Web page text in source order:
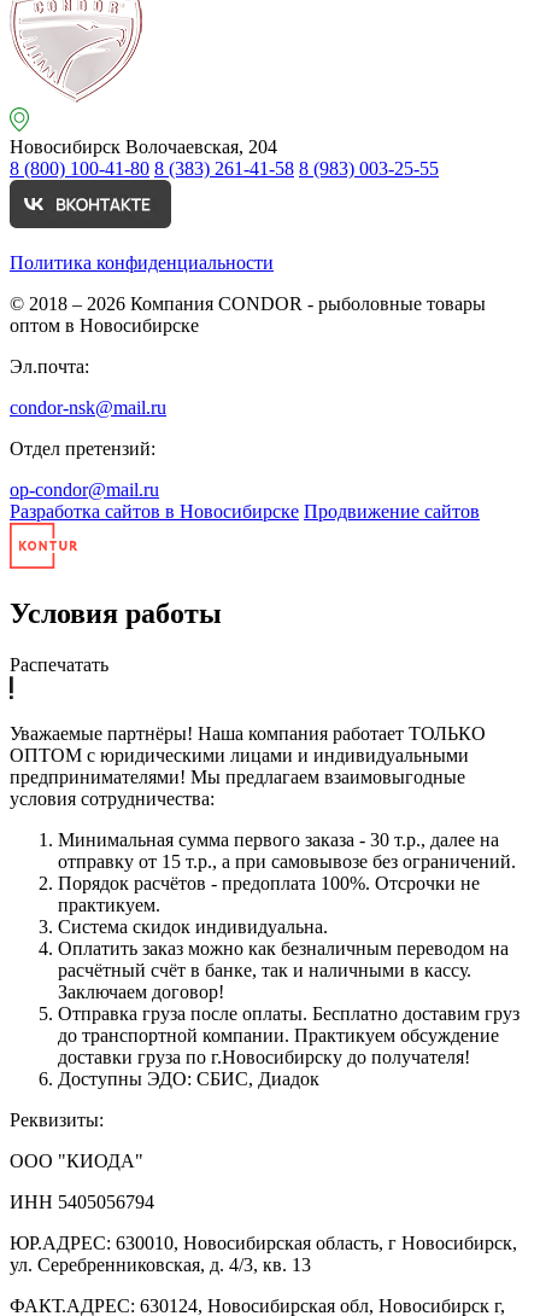
Новосибирск Волочаевская, 204
8 (800) 100-41-80 8 (383) 261-41-58 8 (983) 003-25-55
Политика конфиденциальности
© 2018 – 2026 Компания CONDOR - рыболовные товары
оптом в Новосибирске
Эл.почта:
condor-nsk@mail.ru
Отдел претензий:
op-condor@mail.ru
Разработка сайтов в Новосибирске Продвижение сайтов
Условия работы
Распечатать
Уважаемые партнёры! Наша компания работает ТОЛЬКО
ОПТОМ с юридическими лицами и индивидуальными
предпринимателями! Мы предлагаем взаимовыгодные
условия сотрудничества:
Минимальная сумма первого заказа - 30 т.р., далее на
отправку от 15 т.р., а при самовывозе без ограничений.
Порядок расчётов - предоплата 100%. Отсрочки не
практикуем.
Система скидок индивидуальна.
Оплатить заказ можно как безналичным переводом на
расчётный счёт в банке, так и наличными в кассу.
Заключаем договор!
Отправка груза после оплаты. Бесплатно доставим груз
до транспортной компании. Практикуем обсуждение
доставки груза по г.Новосибирску до получателя!
Доступны ЭДО: СБИС, Диадок
Реквизиты:
ООО "КИОДА"
ИНН 5405056794
ЮР.АДРЕС: 630010, Новосибирская область, г Новосибирск,
ул. Серебренниковская, д. 4/3, кв. 13
ФАКТ.АДРЕС: 630124, Новосибирская обл, Новосибирск г,